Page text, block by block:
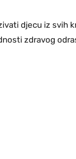
djecu iz svih
zdravog